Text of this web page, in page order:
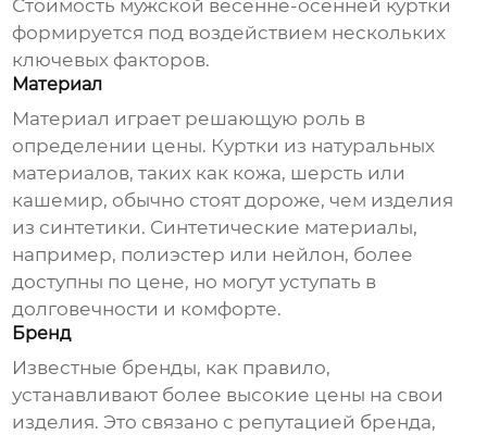
Стоимость мужской весенне-осенней куртки
формируется под воздействием нескольких
ключевых факторов.
Материал
Материал играет решающую роль в
определении цены. Куртки из натуральных
материалов, таких как кожа, шерсть или
кашемир, обычно стоят дороже, чем изделия
из синтетики. Синтетические материалы,
например, полиэстер или нейлон, более
доступны по цене, но могут уступать в
долговечности и комфорте.
Бренд
Известные бренды, как правило,
устанавливают более высокие цены на свои
изделия. Это связано с репутацией бренда,